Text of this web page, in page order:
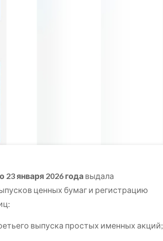
23 января 2026 годавыдала
ценных бумаг и регистрацию
выпуска простых именных акций;